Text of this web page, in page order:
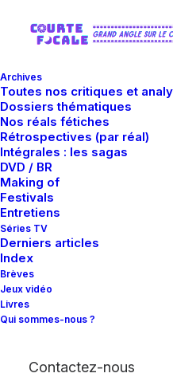
Archives
Toutes nos critiques et
Dossiers thématiques
Nos réals fétiches
Rétrospectives (par réal)
Intégrales : les sagas
DVD / BR
Making of
Festivals
Entretiens
Séries TV
Derniers articles
Index
Brèves
Jeux vidéo
Livres
Qui sommes-nous ?
Contactez-nous